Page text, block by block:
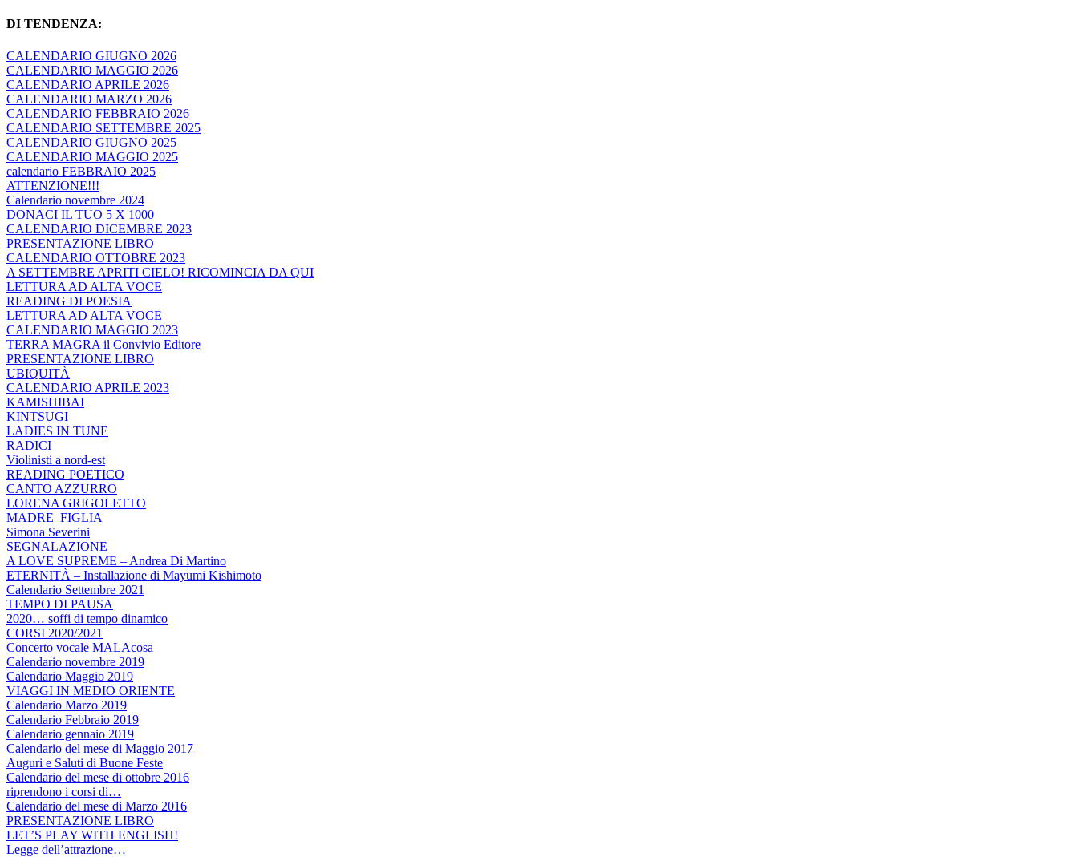
DI TENDENZA:
CALENDARIO GIUGNO 2026
CALENDARIO MAGGIO 2026
CALENDARIO APRILE 2026
CALENDARIO MARZO 2026
CALENDARIO FEBBRAIO 2026
CALENDARIO SETTEMBRE 2025
CALENDARIO GIUGNO 2025
CALENDARIO MAGGIO 2025
calendario FEBBRAIO 2025
ATTENZIONE!!!
Calendario novembre 2024
DONACI IL TUO 5 X 1000
CALENDARIO DICEMBRE 2023
PRESENTAZIONE LIBRO
CALENDARIO OTTOBRE 2023
A SETTEMBRE APRITI CIELO! RICOMINCIA DA QUI
LETTURA AD ALTA VOCE
READING DI POESIA
LETTURA AD ALTA VOCE
CALENDARIO MAGGIO 2023
TERRA MAGRA il Convivio Editore
PRESENTAZIONE LIBRO
UBIQUITÀ
CALENDARIO APRILE 2023
KAMISHIBAI
KINTSUGI
LADIES IN TUNE
RADICI
Violinisti a nord-est
READING POETICO
CANTO AZZURRO
LORENA GRIGOLETTO
MADRE_FIGLIA
Simona Severini
SEGNALAZIONE
A LOVE SUPREME – Andrea Di Martino
ETERNITÀ – Installazione di Mayumi Kishimoto
Calendario Settembre 2021
TEMPO DI PAUSA
2020… soffi di tempo dinamico
CORSI 2020/2021
Concerto vocale MALAcosa
Calendario novembre 2019
Calendario Maggio 2019
VIAGGI IN MEDIO ORIENTE
Calendario Marzo 2019
Calendario Febbraio 2019
Calendario gennaio 2019
Calendario del mese di Maggio 2017
Auguri e Saluti di Buone Feste
Calendario del mese di ottobre 2016
riprendono i corsi di…
Calendario del mese di Marzo 2016
PRESENTAZIONE LIBRO
LET’S PLAY WITH ENGLISH!
Legge dell’attrazione…